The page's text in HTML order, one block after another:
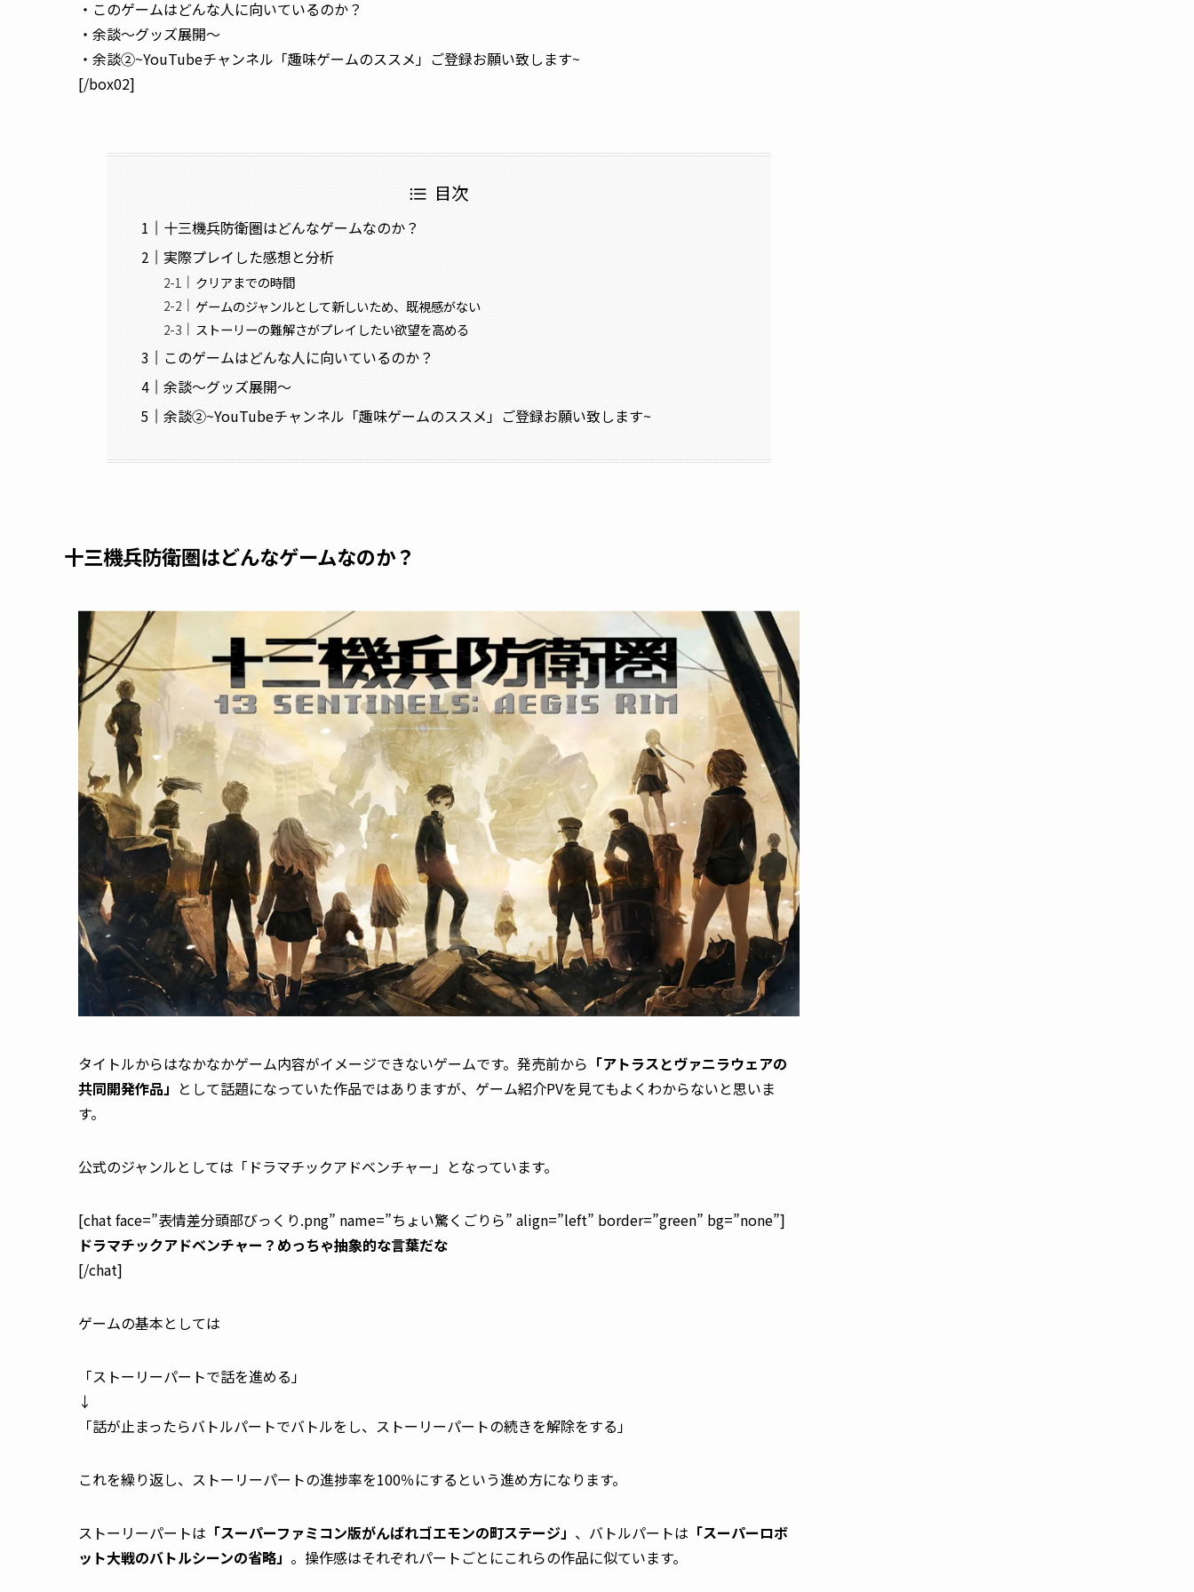
・このゲームはどんな人に向いているのか？
・余談～グッズ展開～
・余談②~YouTubeチャンネル「趣味ゲームのススメ」ご登録お願い致します~
[/box02]
目次
十三機兵防衛圏はどんなゲームなのか？
実際プレイした感想と分析
クリアまでの時間
ゲームのジャンルとして新しいため、既視感がない
ストーリーの難解さがプレイしたい欲望を高める
このゲームはどんな人に向いているのか？
余談～グッズ展開～
余談②~YouTubeチャンネル「趣味ゲームのススメ」ご登録お願い致します~
十三機兵防衛圏はどんなゲームなのか？
タイトルからはなかなかゲーム内容がイメージできないゲームです。発売前から 「アトラスとヴァニラウェアの
共同開発作品」 として話題になっていた作品ではありますが、ゲーム紹介PVを見てもよくわからないと思いま
す。
公式のジャンルとしては「ドラマチックアドベンチャー」となっています。
[chat face=”表情差分頭部びっくり.png” name=”ちょい驚くごりら” align=”left” border=”green” bg=”none”]
ドラマチックアドベンチャー？めっちゃ抽象的な言葉だな
[/chat]
ゲームの基本としては
「ストーリーパートで話を進める」
↓
「話が止まったらバトルパートでバトルをし、ストーリーパートの続きを解除をする」
これを繰り返し、ストーリーパートの進捗率を100％にするという進め方になります。
ストーリーパートは 「スーパーファミコン版がんばれゴエモンの町ステージ」 、バトルパートは 「スーパーロボ
ット大戦のバトルシーンの省略」 。操作感はそれぞれパートごとにこれらの作品に似ています。